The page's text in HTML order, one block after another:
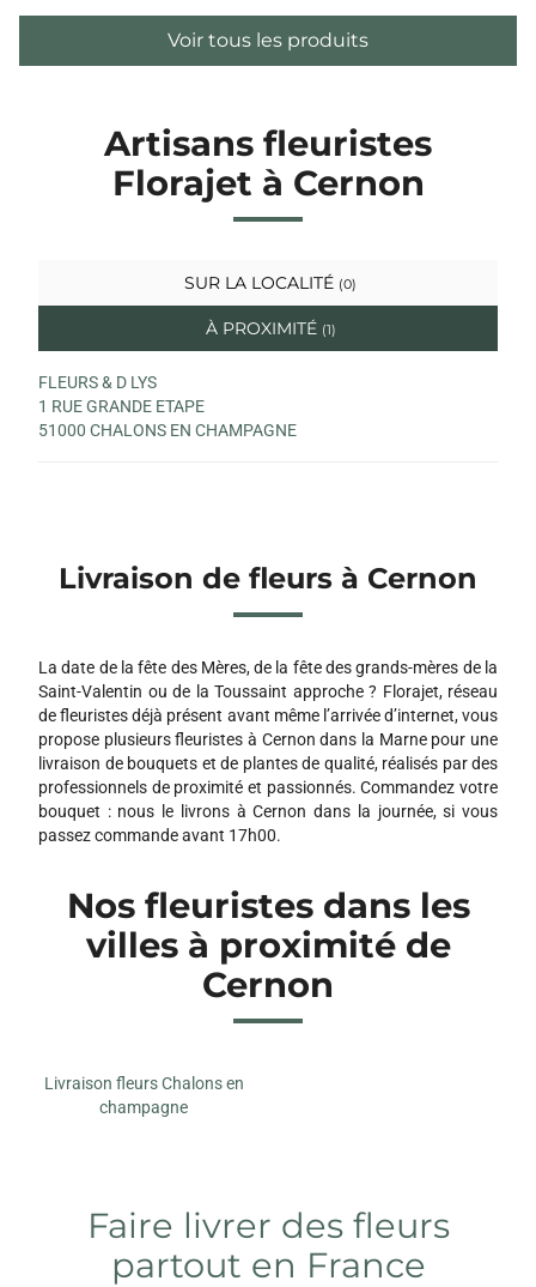
Voir tous les produits
Artisans fleuristes
Florajet à Cernon
SUR LA LOCALITÉ (0)
À PROXIMITÉ (1)
FLEURS & D LYS
1 RUE GRANDE ETAPE
51000 CHALONS EN CHAMPAGNE
Livraison de fleurs à Cernon
La date de la fête des Mères, de la fête des grands-mères de la
Saint-Valentin ou de la Toussaint approche ? Florajet, réseau
de fleuristes déjà présent avant même l’arrivée d’internet, vous
propose plusieurs fleuristes à Cernon dans la Marne pour une
livraison de bouquets et de plantes de qualité, réalisés par des
professionnels de proximité et passionnés. Commandez votre
bouquet : nous le livrons à Cernon dans la journée, si vous
passez commande avant 17h00.
Nos fleuristes dans les
villes à proximité de
Cernon
Livraison fleurs Chalons en
champagne
Faire livrer des fleurs
partout en France